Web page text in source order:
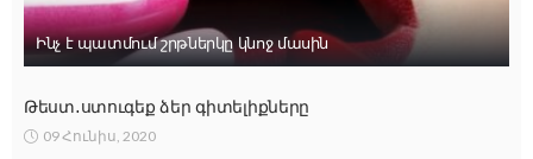
Ինչ է պատմում շրթներկը կնոջ մասին
Թեստ․ստուգեք ձեր գիտելիքները
09 Հունիս, 2020